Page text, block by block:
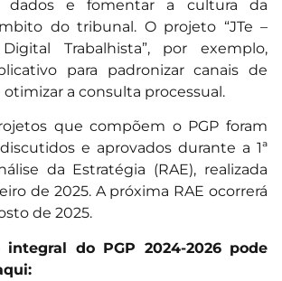
dados e fomentar a cultura da
do tribunal. O projeto “JTe –
Trabalhista”, por exemplo,
para padronizar canais de
a consulta processual.
que compõem o PGP foram
e aprovados durante a 1ª
da Estratégia (RAE), realizada
de 2025. A próxima RAE ocorrerá
de 2025.
do PGP 2024-2026 pode